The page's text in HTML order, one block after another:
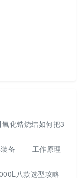
化锆烧结如何把3
装备 ——工作原理
八款选型攻略